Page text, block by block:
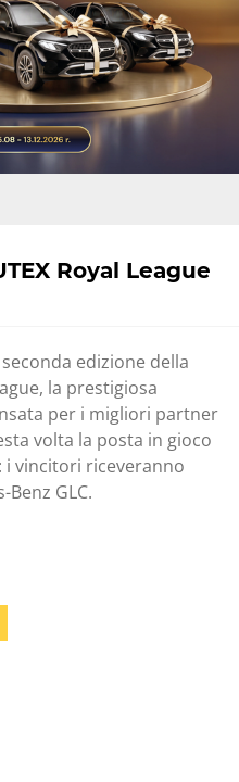
Royal League
seconda edizione della
la prestigiosa
per i migliori partner
volta la posta in gioco
i vincitori riceveranno
GLC.